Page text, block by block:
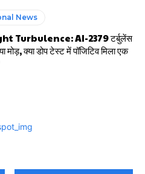
News
Turbulence: AI-2379 टर्बुलेंस
मोड़, क्या डोप टेस्ट में पॉजिटिव मिला एक